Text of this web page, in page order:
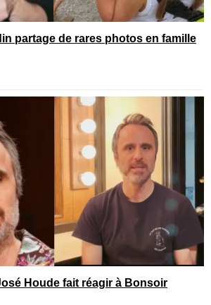
partage de rares photos en famille
Houde fait réagir à Bonsoir